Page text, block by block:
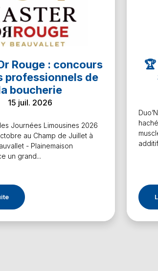
Rouge : concours
professionnels de
boucherie
15 juil. 2026
Journées Limousines 2026
au Champ de Juillet à
- Plainemaison
un grand...